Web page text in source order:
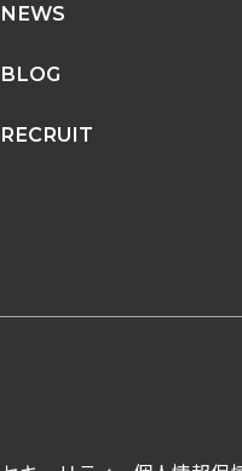
NEWS
BLOG
RECRUIT